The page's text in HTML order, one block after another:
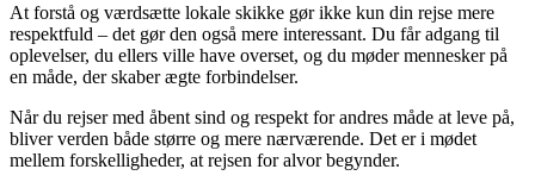
At forstå og værdsætte lokale skikke gør ikke kun din rejse mere
respektfuld – det gør den også mere interessant. Du får adgang til
oplevelser, du ellers ville have overset, og du møder mennesker på
en måde, der skaber ægte forbindelser.
Når du rejser med åbent sind og respekt for andres måde at leve på,
bliver verden både større og mere nærværende. Det er i mødet
mellem forskelligheder, at rejsen for alvor begynder.